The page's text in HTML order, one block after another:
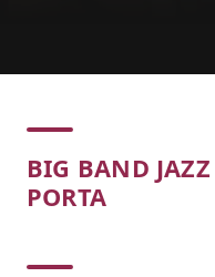
Concert
BIG BAND
PORTA